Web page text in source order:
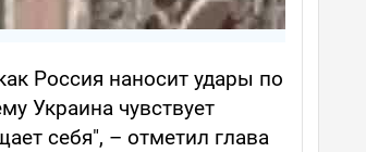
Россия наносит удары по
Украина чувствует
себя", – отметил глава